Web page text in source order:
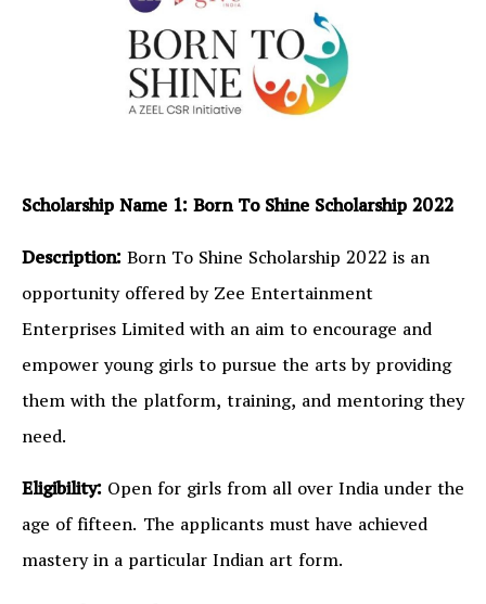
Scholarship Name 1: Born To Shine Scholarship 2022
Description:Born To Shine Scholarship 2022 is an
opportunity offered by Zee Entertainment
Enterprises Limited with an aim to encourage and
empower young girls to pursue the arts by providing
them with the platform, training, and mentoring they
need.
Eligibility:Open for girls from all over India under the
age of fifteen. The applicants must have achieved
mastery in a particular Indian art form.